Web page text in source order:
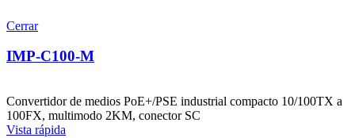
Cerrar
IMP-C100-M
Convertidor de medios PoE+/PSE industrial compacto 10/100TX a
100FX, multimodo 2KM, conector SC
Vista rápida